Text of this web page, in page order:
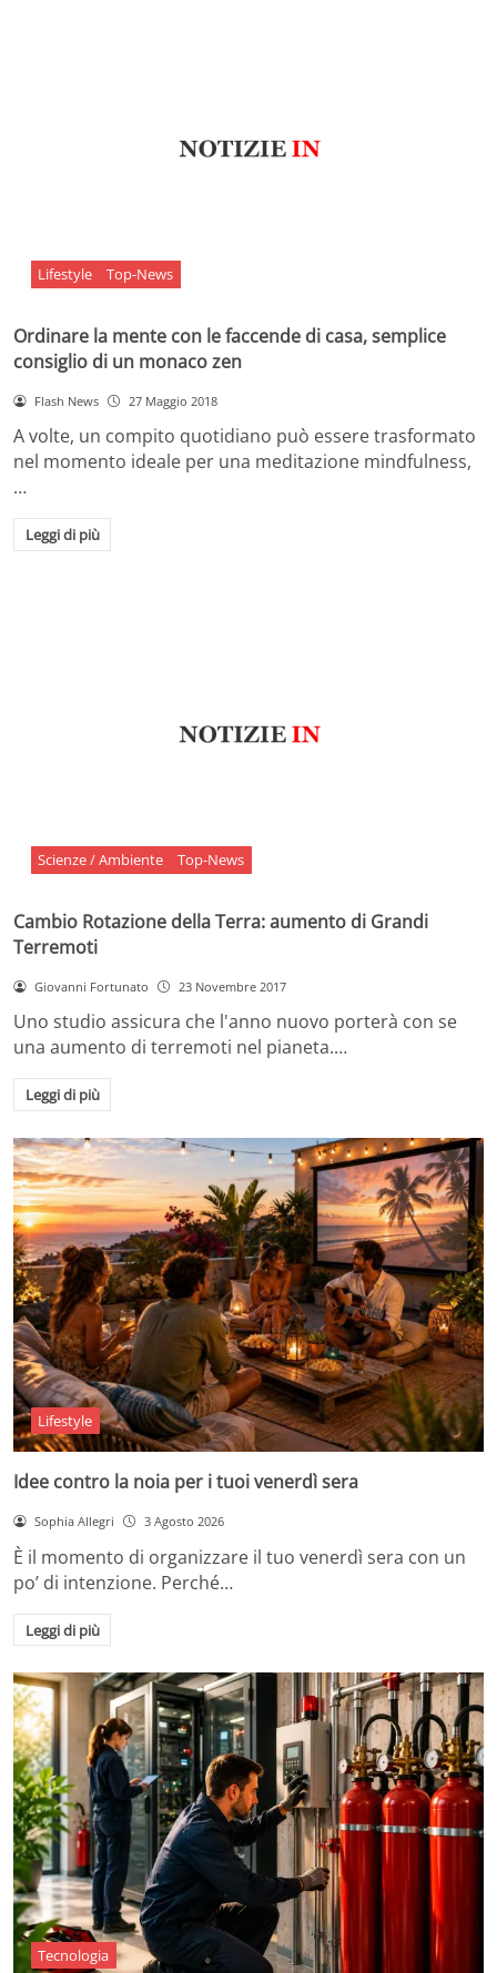
Lifestyle Top-News
Ordinare la mente con le faccende di casa, semplice
consiglio di un monaco zen
Flash News 27 Maggio 2018
A volte, un compito quotidiano può essere trasformato
nel momento ideale per una meditazione mindfulness,
…
Leggi di più
Scienze / Ambiente Top-News
Cambio Rotazione della Terra: aumento di Grandi
Terremoti
Giovanni Fortunato 23 Novembre 2017
Uno studio assicura che l'anno nuovo porterà con se
una aumento di terremoti nel pianeta.…
Leggi di più
Lifestyle
Idee contro la noia per i tuoi venerdì sera
Sophia Allegri 3 Agosto 2026
È il momento di organizzare il tuo venerdì sera con un
po’ di intenzione. Perché…
Leggi di più
Tecnologia